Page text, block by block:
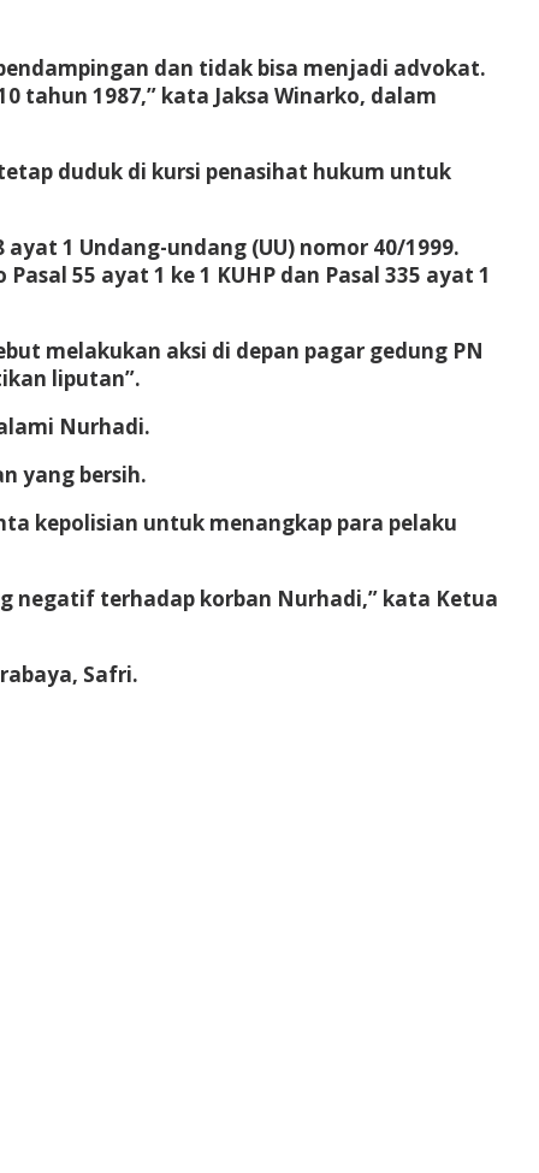
dan tidak bisa menjadi advokat.
tahun 1987,” kata Jaksa Winarko, dalam
duduk di kursi penasihat hukum untuk
1 Undang-undang (UU) nomor 40/1999.
55 ayat 1 ke 1 KUHP dan Pasal 335 ayat 1
melakukan aksi di depan pagar gedung PN
liputan”.
Nurhadi.
yang bersih.
kepolisian untuk menangkap para pelaku
negatif terhadap korban Nurhadi,” kata Ketua
Safri.